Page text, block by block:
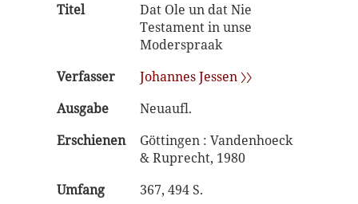
Titel
Dat Ole un dat Nie
Testament in unse
Moderspraak
Verfasser
Johannes Jessen 〉〉
Ausgabe
Neuaufl.
Erschienen
Göttingen : Vandenhoeck
& Ruprecht, 1980
Umfang
367, 494 S.